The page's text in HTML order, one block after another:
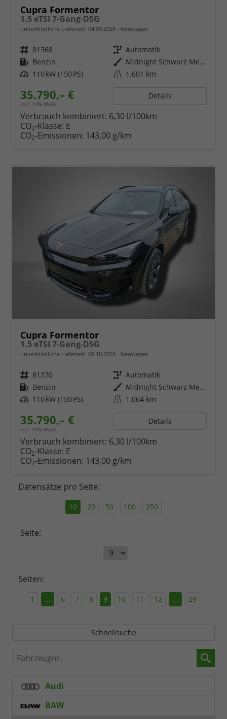
Cupra Formentor
1.5 eTSI 7-Gang-DSG
unverbindliche Lieferzeit: 04.09.2026 Neuwagen
Fahrzeugnr. 81368 Getriebe Automatik
Kraftstoff Benzin Außenfarbe
Midnight Schwarz Metallic
Leistung 110 kW (150 PS) Kilometerstand 1.601 km
35.790,– €
incl. 19% MwSt.
Details
Verbrauch kombiniert: 6,30 l/100km
CO2-Klasse: E
CO2-Emissionen: 143,00 g/km
Cupra Formentor
1.5 eTSI 7-Gang-DSG
unverbindliche Lieferzeit: 09.10.2026 Neuwagen
Fahrzeugnr. 81370 Getriebe Automatik
Kraftstoff Benzin Außenfarbe
Midnight Schwarz Metallic
Leistung 110 kW (150 PS) Kilometerstand 1.064 km
35.790,– €
incl. 19% MwSt.
Details
Verbrauch kombiniert: 6,30 l/100km
CO2-Klasse: E
CO2-Emissionen: 143,00 g/km
Datensätze pro Seite:
10 20 50 100 250
Seite:
Seiten:
1 ... 6 7 8 9 10 11 12 ... 29
Schnellsuche
Fahrzeugnr.
Audi
BAW